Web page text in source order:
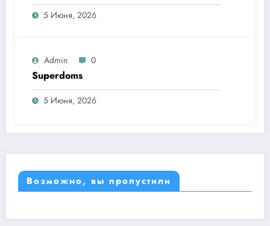
5 Июня, 2026
Admin 0
Superdoms
5 Июня, 2026
Возможно, вы пропустили